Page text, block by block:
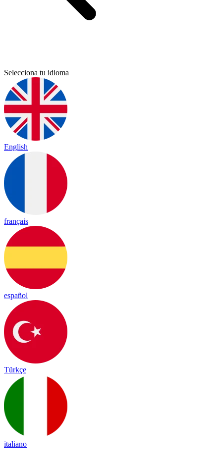
Selecciona tu idioma
English
français
español
Türkçe
italiano